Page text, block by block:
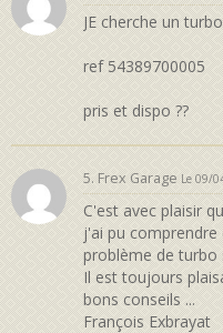
JE cherche un
ref 54389700005
pris et dispo ??
5. Frex Garage Le 09/
C'est avec plaisir
j'ai pu
problème de turbo
Il est toujours
bons conseils ...
François Exbrayat